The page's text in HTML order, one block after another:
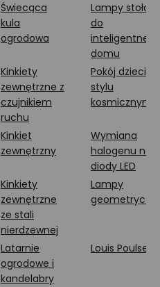
Świecąca
kula
ogrodowa
Lampy
do
domu
Kinkiety
zewnętrzne z
czujnikiem
ruchu
Pokój
stylu
kosmicznym
Kinkiet
zewnętrzny
Wymiana
halogenu na
diody LED
Kinkiety
zewnętrzne
ze stali
nierdzewnej
Lampy
Latarnie
ogrodowe i
kandelabry
Louis Poulsen